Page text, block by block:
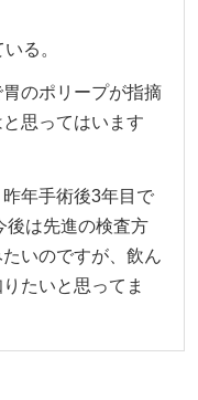
る。
のポリープが指摘
思ってはいます
年手術後3年目で
後は先進の検査方
いのですが、飲ん
たいと思ってま